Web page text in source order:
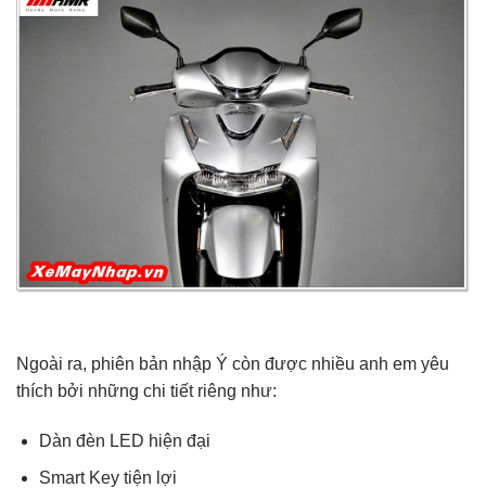
Ngoài ra, phiên bản nhập Ý còn được nhiều anh em yêu
thích bởi những chi tiết riêng như:
Dàn đèn LED hiện đại
Smart Key tiện lợi